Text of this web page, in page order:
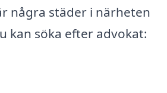
några städer i närheten
kan söka efter advokat: